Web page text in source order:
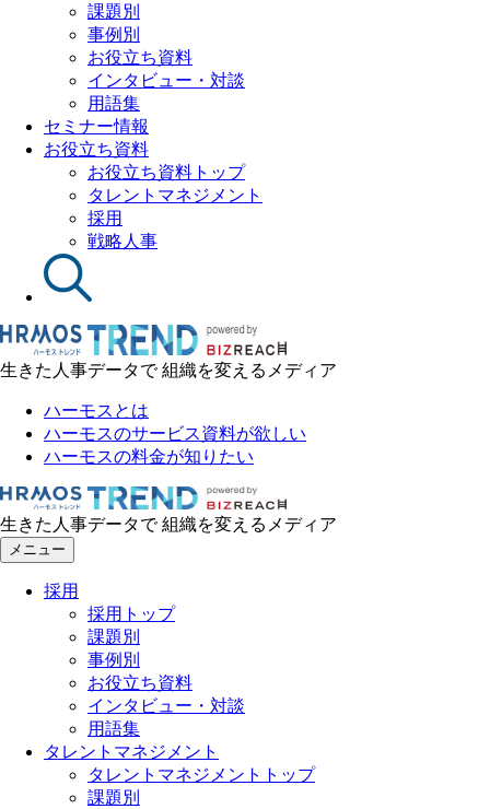
課題別
事例別
お役立ち資料
インタビュー・対談
用語集
セミナー情報
お役立ち資料
お役立ち資料トップ
タレントマネジメント
採用
戦略人事
生きた人事データで 組織を変えるメディア
ハーモスとは
ハーモスのサービス資料が欲しい
ハーモスの料金が知りたい
生きた人事データで 組織を変えるメディア
メニュー
採用
採用トップ
課題別
事例別
お役立ち資料
インタビュー・対談
用語集
タレントマネジメント
タレントマネジメントトップ
課題別